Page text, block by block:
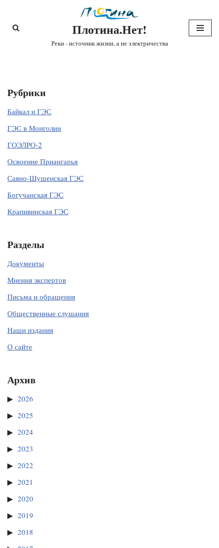
Перейти
Плотина.Нет!
Реки - источник жизни, а не электричества
Рубрики
Байкал и ГЭС
ГЭС в Монголии
ГОЭЛРО-2
Освоение Приангарья
Саяно-Шушенская ГЭС
Богучанская ГЭС
Крапивинская ГЭС
Разделы
Документы
Мнения экспертов
Письма и обращения
Общественные слушания
Наши издания
О сайте
Архив
2026
2025
2024
2023
2022
2021
2020
2019
2018